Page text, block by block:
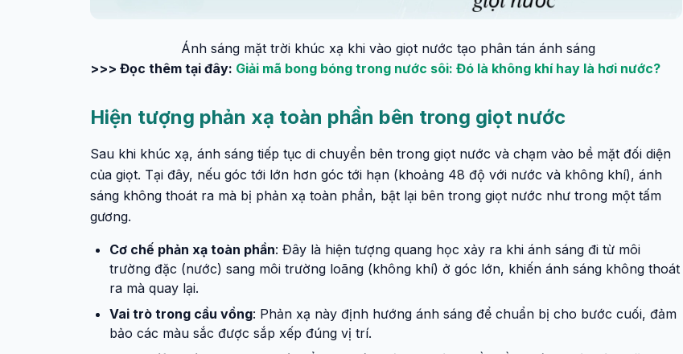
Ánh sáng mặt trời khúc xạ khi vào giọt nước tạo phân tán ánh sáng
>>> Đọc thêm tại đây: Giải mã bong bóng trong nước sôi: Đó là không khí hay là hơi nước?
Hiện tượng phản xạ toàn phần bên trong giọt nước
Sau khi khúc xạ, ánh sáng tiếp tục di chuyển bên trong giọt nước và chạm vào bề mặt đối diện
của giọt. Tại đây, nếu góc tới lớn hơn góc tới hạn (khoảng 48 độ với nước và không khí), ánh
sáng không thoát ra mà bị phản xạ toàn phần, bật lại bên trong giọt nước như trong một tấm
gương.
Cơ chế phản xạ toàn phần: Đây là hiện tượng quang học xảy ra khi ánh sáng đi từ môi
trường đặc (nước) sang môi trường loãng (không khí) ở góc lớn, khiến ánh sáng không thoát
ra mà quay lại.
Vai trò trong cầu vồng: Phản xạ này định hướng ánh sáng để chuẩn bị cho bước cuối, đảm
bảo các màu sắc được sắp xếp đúng vị trí.